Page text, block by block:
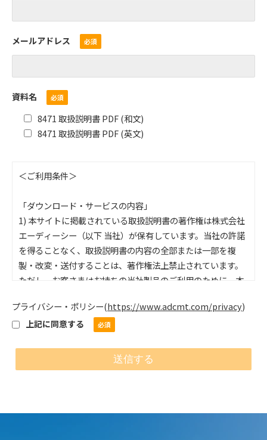
メールアドレス
資料名
8471 取扱説明書 PDF (和文)
8471 取扱説明書 PDF (英文)
＜ご利用条件＞
「ダウンロード・サービスの内容」
1) 本サイトに掲載されている取扱説明書の著作権は株式会社
エーディーシー（以下 当社）が保有しています。当社の許諾
を得ることなく、取扱説明書の内容の全部または一部を複
製・改変・送付することは、著作権法上禁止されています。
ただし、お客さまはお持ちの当社製品のご利用のために、本
ウトするとこが出来ます。本サイトに掲載されている情報
は、各国の著作権法、各種条約およびその他の法律で保護さ
2) 本サイトでは、当社が発売した全機種の取扱説明書の公開
はしておりません。ご希望の取扱説明書が無い場合は、当社
「取扱説明書の内容」
プライバシー・ポリシー(https://www.adcmt.com/privacy)
上記に同意する